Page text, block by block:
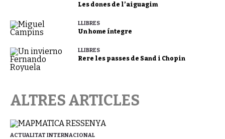
Les dones de l’aiguagim
LLIBRES
Un home íntegre
LLIBRES
Rere les passes de Sand i Chopin
ALTRES ARTICLES
ACTUALITAT INTERNACIONAL